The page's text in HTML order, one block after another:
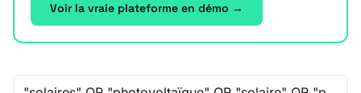
Voir la vraie plateforme en démo →
Recherche libre